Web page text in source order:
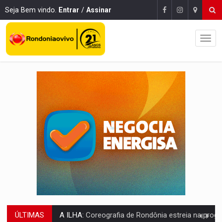
Seja Bem vindo. Entrar / Assinar
ÚLTIMAS ELEIÇÕES 2026:Sgt. Mouza esclarece 'erro de digitação' em declaração de